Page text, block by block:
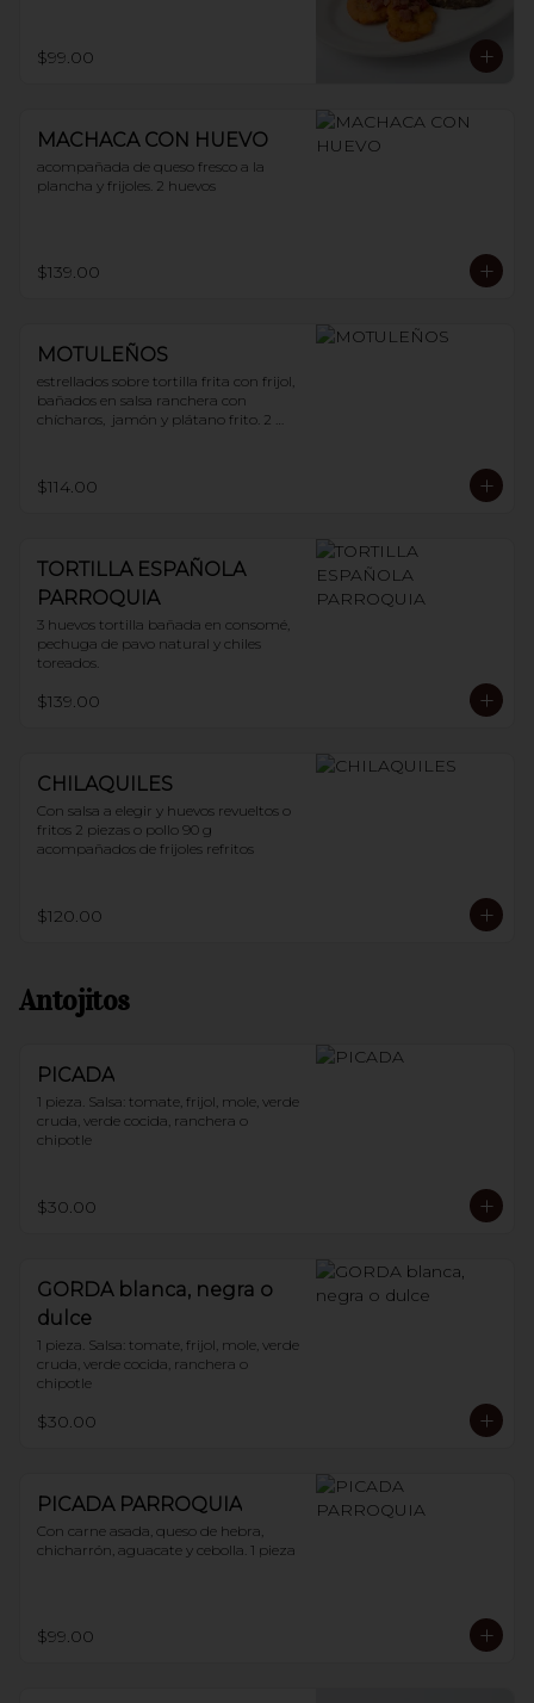
$99.00
MACHACA CON HUEVO
acompañada de queso fresco a la
plancha y frijoles. 2 huevos
$139.00
MOTULEÑOS
estrellados sobre tortilla frita con frijol,
bañados en salsa ranchera con
chícharos,  jamón y plátano frito. 2
$114.00
TORTILLA ESPAÑOLA
PARROQUIA
3 huevos tortilla bañada en consomé,
pechuga de pavo natural y chiles
toreados.
$139.00
CHILAQUILES
Con salsa a elegir y huevos revueltos o
fritos 2 piezas o pollo 90 g
acompañados de frijoles refritos
$120.00
Antojitos
PICADA
1 pieza. Salsa: tomate, frijol, mole, verde
cruda, verde cocida, ranchera o
chipotle
$30.00
GORDA blanca, negra o
dulce
1 pieza. Salsa: tomate, frijol, mole, verde
cruda, verde cocida, ranchera o
chipotle
$30.00
PICADA PARROQUIA
Con carne asada, queso de hebra,
chicharrón, aguacate y cebolla. 1 pieza
$99.00